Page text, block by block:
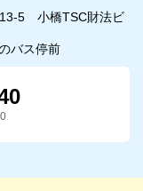
5 小橋TSC財法ビ
バス停前